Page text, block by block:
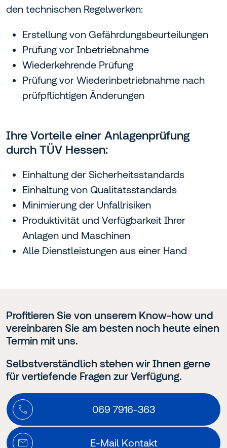
den technischen Regelwerken:
Erstellung von Gefährdungsbeurteilungen
Prüfung vor Inbetriebnahme
Wiederkehrende Prüfung
Prüfung vor Wiederinbetriebnahme nach
prüfpflichtigen Änderungen
Ihre Vorteile einer Anlagenprüfung
durch TÜV Hessen:
Einhaltung der Sicherheitsstandards
Einhaltung von Qualitätsstandards
Minimierung der Unfallrisiken
Produktivität und Verfügbarkeit Ihrer
Anlagen und Maschinen
Alle Dienstleistungen aus einer Hand
Profitieren Sie von unserem Know-how und
vereinbaren Sie am besten noch heute einen
Termin mit uns.
Selbstverständlich stehen wir Ihnen gerne
für vertiefende Fragen zur Verfügung.
069 7916-363
E-Mail Kontakt